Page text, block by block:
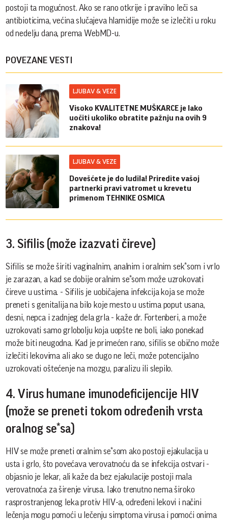
postoji ta mogućnost. Ako se rano otkrije i pravilno leči sa
antibioticima, većina slučajeva hlamidije može se izlečiti u roku
od nedelju dana, prema WebMD-u.
POVEZANE VESTI
LJUBAV & VEZE
Visoko KVALITETNE MUŠKARCE je lako
uočiti ukoliko obratite pažnju na ovih 9
znakova!
LJUBAV & VEZE
Dovešćete je do ludila! Priredite vašoj
partnerki pravi vatromet u krevetu
primenom TEHNIKE OSMICA
3. Sifilis (može izazvati čireve)
Sifilis se može širiti vaginalnim, analnim i oralnim sek*som i vrlo
je zarazan, a kad se dobije oralnim se*som može uzrokovati
čireve u ustima. - Sifilis je uobičajena infekcija koja se može
preneti s genitalija na bilo koje mesto u ustima poput usana,
desni, nepca i zadnjeg dela grla - kaže dr. Fortenberi, a može
uzrokovati samo grlobolju koja uopšte ne boli, iako ponekad
može biti neugodna. Kad je primećen rano, sifilis se obično može
izlečiti lekovima ali ako se dugo ne leči, može potencijalno
uzrokovati oštećenje na mozgu, paralizu ili slepilo.
4. Virus humane imunodeficijencije HIV
(može se preneti tokom određenih vrsta
oralnog se*sa)
HIV se može preneti oralnim se*som ako postoji ejakulacija u
usta i grlo, što povećava verovatnoću da se infekcija ostvari -
objasnio je lekar, ali kaže da bez ejakulacije postoji mala
verovatnoća za širenje virusa. Iako trenutno nema široko
rasprostranjenog leka protiv HIV-a, određeni lekovi i načini
lečenja mogu pomoći u lečenju simptoma virusa i pomoći onima